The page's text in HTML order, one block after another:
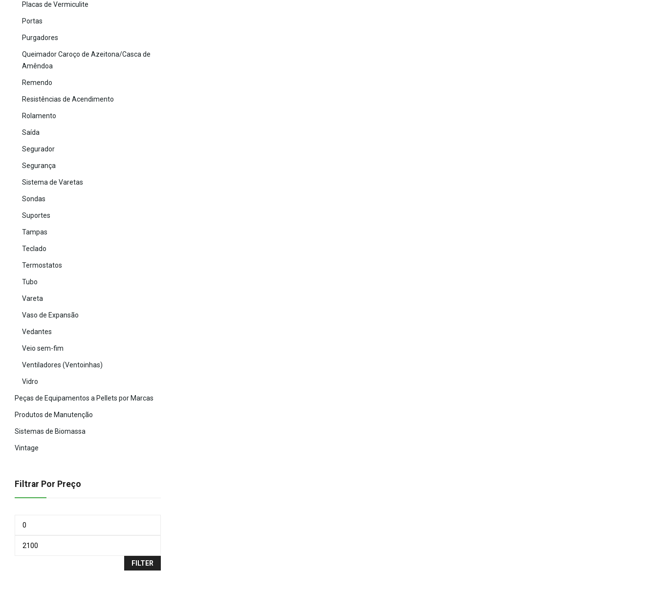
Placas de Vermiculite
Portas
Purgadores
Queimador Caroço de Azeitona/Casca de
Amêndoa
Remendo
Resistências de Acendimento
Rolamento
Saída
Segurador
Segurança
Sistema de Varetas
Sondas
Suportes
Tampas
Teclado
Termostatos
Tubo
Vareta
Vaso de Expansão
Vedantes
Veio sem-fim
Ventiladores (Ventoinhas)
Vidro
Peças de Equipamentos a Pellets por Marcas
Produtos de Manutenção
Sistemas de Biomassa
Vintage
Filtrar Por Preço
FILTER